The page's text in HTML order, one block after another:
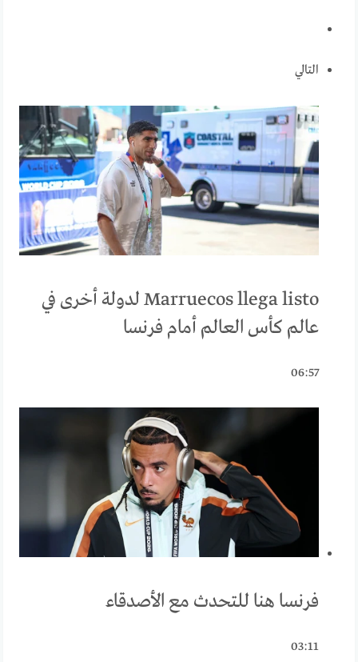
التالي
Marruecos llega listo لدولة أخرى في
عالم كأس العالم أمام فرنسا
06:57
فرنسا هنا للتحدث مع الأصدقاء
03:11